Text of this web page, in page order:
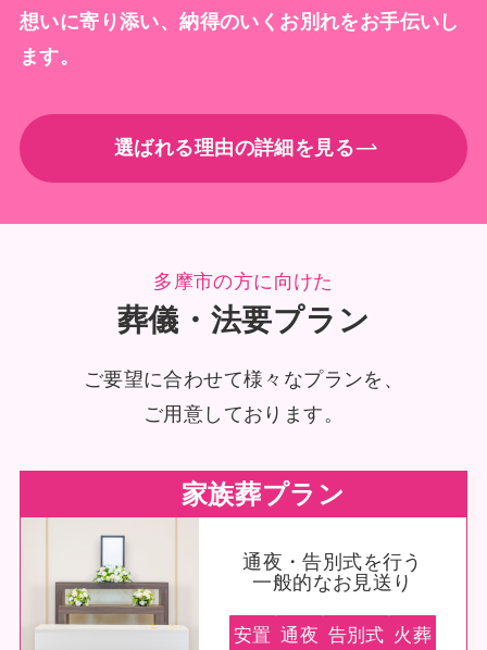
想いに寄り添い、納得のいくお別れをお手伝いし
ます。
選ばれる理由の詳細を見る
多摩市の方に向けた
葬儀・法要プラン
ご要望に合わせて様々なプランを、
ご用意しております。
家族葬プラン
通夜・告別式を行う
一般的なお見送り
安置 通夜 告別式 火葬